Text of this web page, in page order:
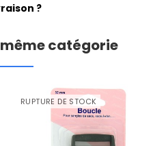
?
catégorie
RUPTURE DE STOCK